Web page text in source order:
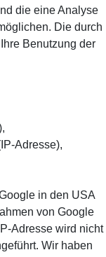
die eine Analyse
Die durch
Benutzung der
Adresse),
in den USA
von Google
Adresse wird nicht
Wir haben